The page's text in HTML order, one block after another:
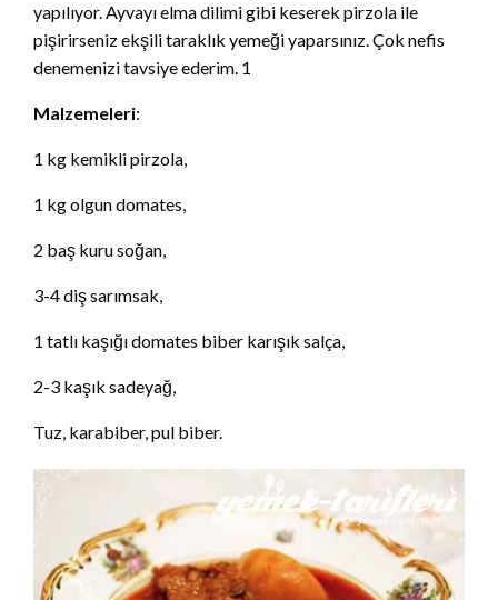
yapılıyor. Ayvayı elma dilimi gibi keserek pirzola ile
pişirirseniz ekşili taraklık yemeği yaparsınız. Çok nefis
denemenizi tavsiye ederim. 1
Malzemeleri:
1 kg kemikli pirzola,
1 kg olgun domates,
2 baş kuru soğan,
3-4 diş sarımsak,
1 tatlı kaşığı domates biber karışık salça,
2-3 kaşık sadeyağ,
Tuz, karabiber, pul biber.